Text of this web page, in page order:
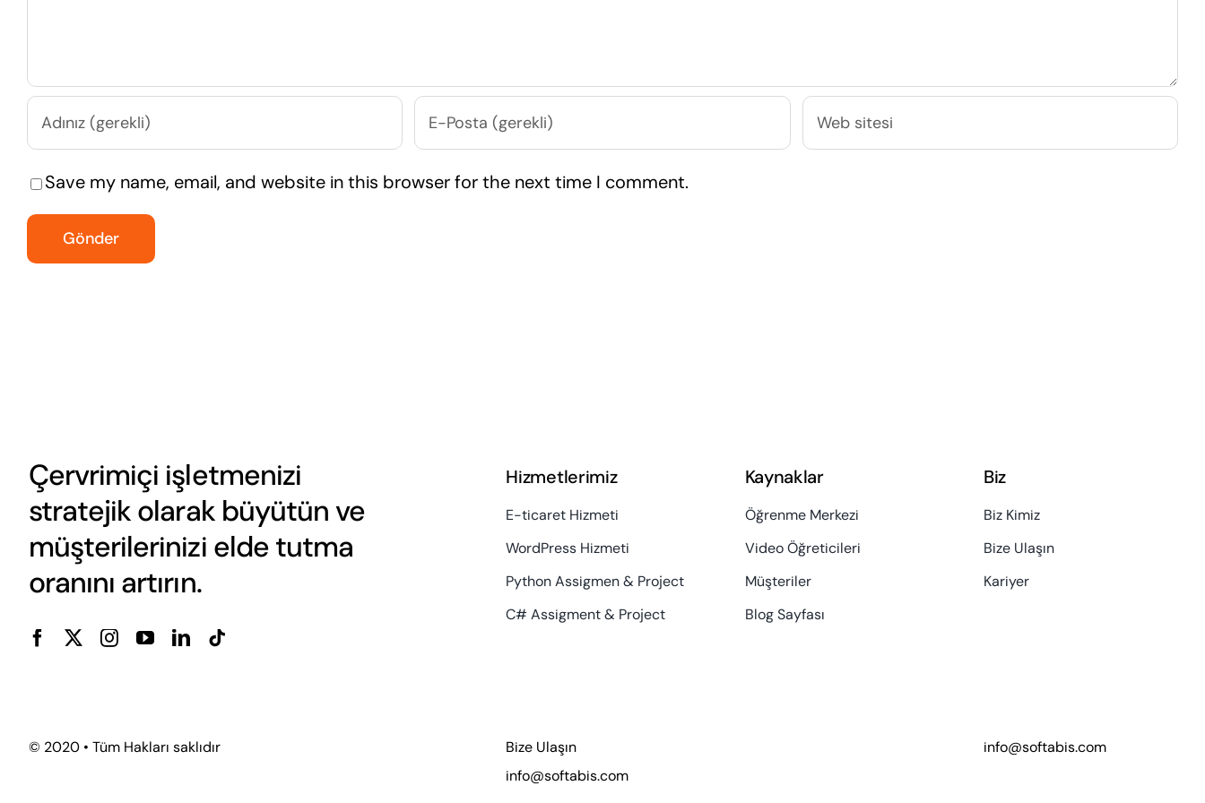
Save my name, email, and website in this browser for the next time I comment.
Çervrimiçi işletmenizi
stratejik olarak büyütün ve
müşterilerinizi elde tutma
oranını artırın.
Hizmetlerimiz
E-ticaret Hizmeti
WordPress Hizmeti
Python Assigmen & Project
C# Assigment & Project
Kaynaklar
Öğrenme Merkezi
Video Öğreticileri
Müşteriler
Blog Sayfası
Biz
Biz Kimiz
Bize Ulaşın
Kariyer
© 2020 • Tüm Hakları saklıdır
Bize Ulaşın
info@softabis.com
info@softabis.com